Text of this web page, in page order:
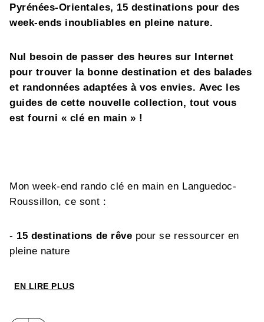
Pyrénées-Orientales, 15 destinations pour des
week-ends inoubliables en pleine nature.
Nul besoin de passer des heures sur Internet
pour trouver la bonne destination et des balades
et randonnées adaptées à vos envies. Avec les
guides de cette nouvelle collection, tout vous
est fourni « clé en main » !
Mon week-end rando clé en main en Languedoc-
Roussillon, ce sont :
- 15 destinations de rêve pour se ressourcer en
pleine nature
-Plus de 70 balades et randonnées
accessibles au plus grand nombre
EN LIRE PLUS